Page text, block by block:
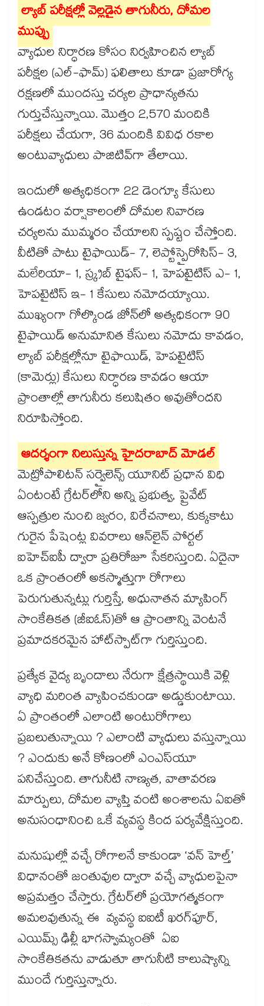
ల్యాబ్ పరీక్షల్లో వెల్లడైన తాగునీరు, దోమల
ముప్పు
వ్యాధుల నిర్ధారణ కోసం నిర్వహించిన ల్యాబ్
పరీక్షల (ఎల్-ఫామ్) ఫలితాలు కూడా ప్రజారోగ్య
రక్షణలో ముందస్తు చర్యల ప్రాధాన్యతను
గుర్తుచేస్తున్నాయి. మొత్తం 2,570 మందికి
పరీక్షలు చేయగా, 36 మందికి వివిధ రకాల
అంటువ్యాధులు పాజిటివ్‌‌‌‌‌‌‌‌గా తేలాయి.
ఇందులో అత్యధికంగా 22 డెంగ్యూ కేసులు
ఉండటం వర్షాకాలంలో దోమల నివారణ
చర్యలను ముమ్మరం చేయాలని స్పష్టం చేస్తోంది.
వీటితో పాటు టైఫాయిడ్- 7, లెప్టోస్పైరోసిస్- 3,
మలేరియా- 1, స్క్రబ్ టైఫస్- 1, హెపటైటిస్ ఎ- 1,
హెపటైటిస్ ఇ- 1 కేసులు నమోదయ్యాయి.
ముఖ్యంగా గోల్కొండ జోన్‌‌‌‌‌‌‌‌లో అత్యధికంగా 90
టైఫాయిడ్ అనుమానిత కేసులు నమోదు కావడం,
ల్యాబ్ పరీక్షల్లోనూ టైఫాయిడ్, హెపటైటిస్
(కామెర్లు) కేసులు నిర్ధారణ కావడం ఆయా
ప్రాంతాల్లో తాగునీరు కలుషితం అవుతోందని
నిరూపిస్తోంది.
ఆదర్శంగా నిలుస్తున్న హైదరాబాద్ మోడల్
మెట్రోపాలిటన్ సర్వైలెన్స్ యూనిట్ ప్రధాన విధి
ఏంటంటే గ్రేటర్​లోని అన్ని ప్రభుత్వ, ప్రైవేట్
ఆస్పత్రుల నుంచి జ్వరం, విరేచనాలు, కుక్కకాటు
గురైన పేషెంట్ల వివరాలు ఆన్‌‌‌‌‌‌‌‌లైన్ పోర్టల్
ఐహెచ్ఐపీ ద్వారా ప్రతిరోజూ సేకరిస్తుంది. ఏదైనా
ఒక ప్రాంతంలో అకస్మాత్తుగా రోగాలు
పెరుగుతున్నట్లు గుర్తిస్తే, అధునాతన మ్యాపింగ్
సాంకేతికత (జీఐఓస్​)తో ఆ ప్రాంతాన్ని వెంటనే
ప్రమాదకరమైన హాట్‌‌‌‌‌‌‌‌స్పాట్‌‌‌‌‌‌‌‌గా గుర్తిస్తుంది.
ప్రత్యేక వైద్య బృందాలు నేరుగా క్షేత్రస్థాయికి వెళ్లి
వ్యాధి మరింత వ్యాపించకుండా అడ్డుకుంటాయి.
ఏ ప్రాంతంలో ఎలాంటి అంటురోగాలు
ప్రబలుతున్నాయి ? ఎలాంటి వ్యాధులు వస్తున్నాయి
? ఎందుకు అనే కోణంలో ఎంఎస్​యూ
పనిచేస్తుంది. తాగునీటి నాణ్యత, వాతావరణ
మార్పులు, దోమల వ్యాప్తి వంటి అంశాలను ఏఐతో
అనుసంధానించి ఒకే వ్యవస్థ కింద పర్యవేక్షిస్తుంది.
మనుషుల్లో వచ్చే రోగాలనే కాకుండా ‘వన్ హెల్త్’
విధానంతో జంతువుల ద్వారా వచ్చే వ్యాధులపైనా
అప్రమత్తం చేస్తారు. గ్రేటర్​లో ప్రయోగత్మకంగా
అమలవుతున్న ఈ వ్యవస్థ ఐఐటీ ఖరగ్‌‌‌‌‌‌‌‌పూర్,
ఎయిమ్స్ ఢిల్లీ భాగస్వామ్యంతో ఏఐ
సాంకేతికతను వాడుతూ తాగునీటి కాలుష్యాన్ని
ముందే గుర్తిస్తున్నారు.